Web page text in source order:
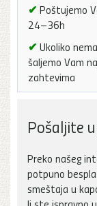
✔ Poštujemo
24–36h
✔ Ukoliko
šaljemo Vam
zahtevima
Pošaljite
Preko našeg
potpuno
smeštaja u